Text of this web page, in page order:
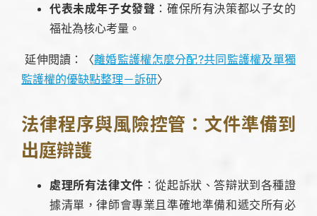
代表未成年子女發聲 ：確保所有決策都以子女的
福祉為核心考量。
延伸閱讀：〈離婚監護權怎麼分配?共同監護權及單獨
監護權的優缺點整理－訴研〉
法律程序與風險控管：文件準備到
出庭辯護
處理所有法律文件 ：從起訴狀、答辯狀到各種證
據清單，律師會專業且準確地準備和遞交所有必